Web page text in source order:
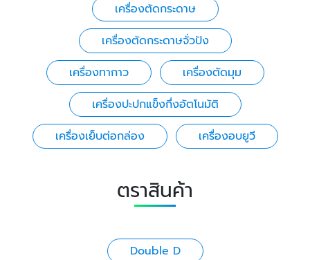
เครื่องตัดกระดาษ
เครื่องตัดกระดาษจั่วปัง
เครื่องทากาว
เครื่องตัดมุม
เครื่องปะปกแข็งกึ่งอัตโนมัติ
เครื่องเย็บต่อกล่อง
เครื่องอบยูวี
ตราสินค้า
Double D